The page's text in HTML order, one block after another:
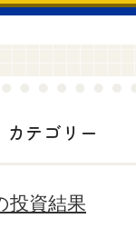
カテゴリー
投資結果